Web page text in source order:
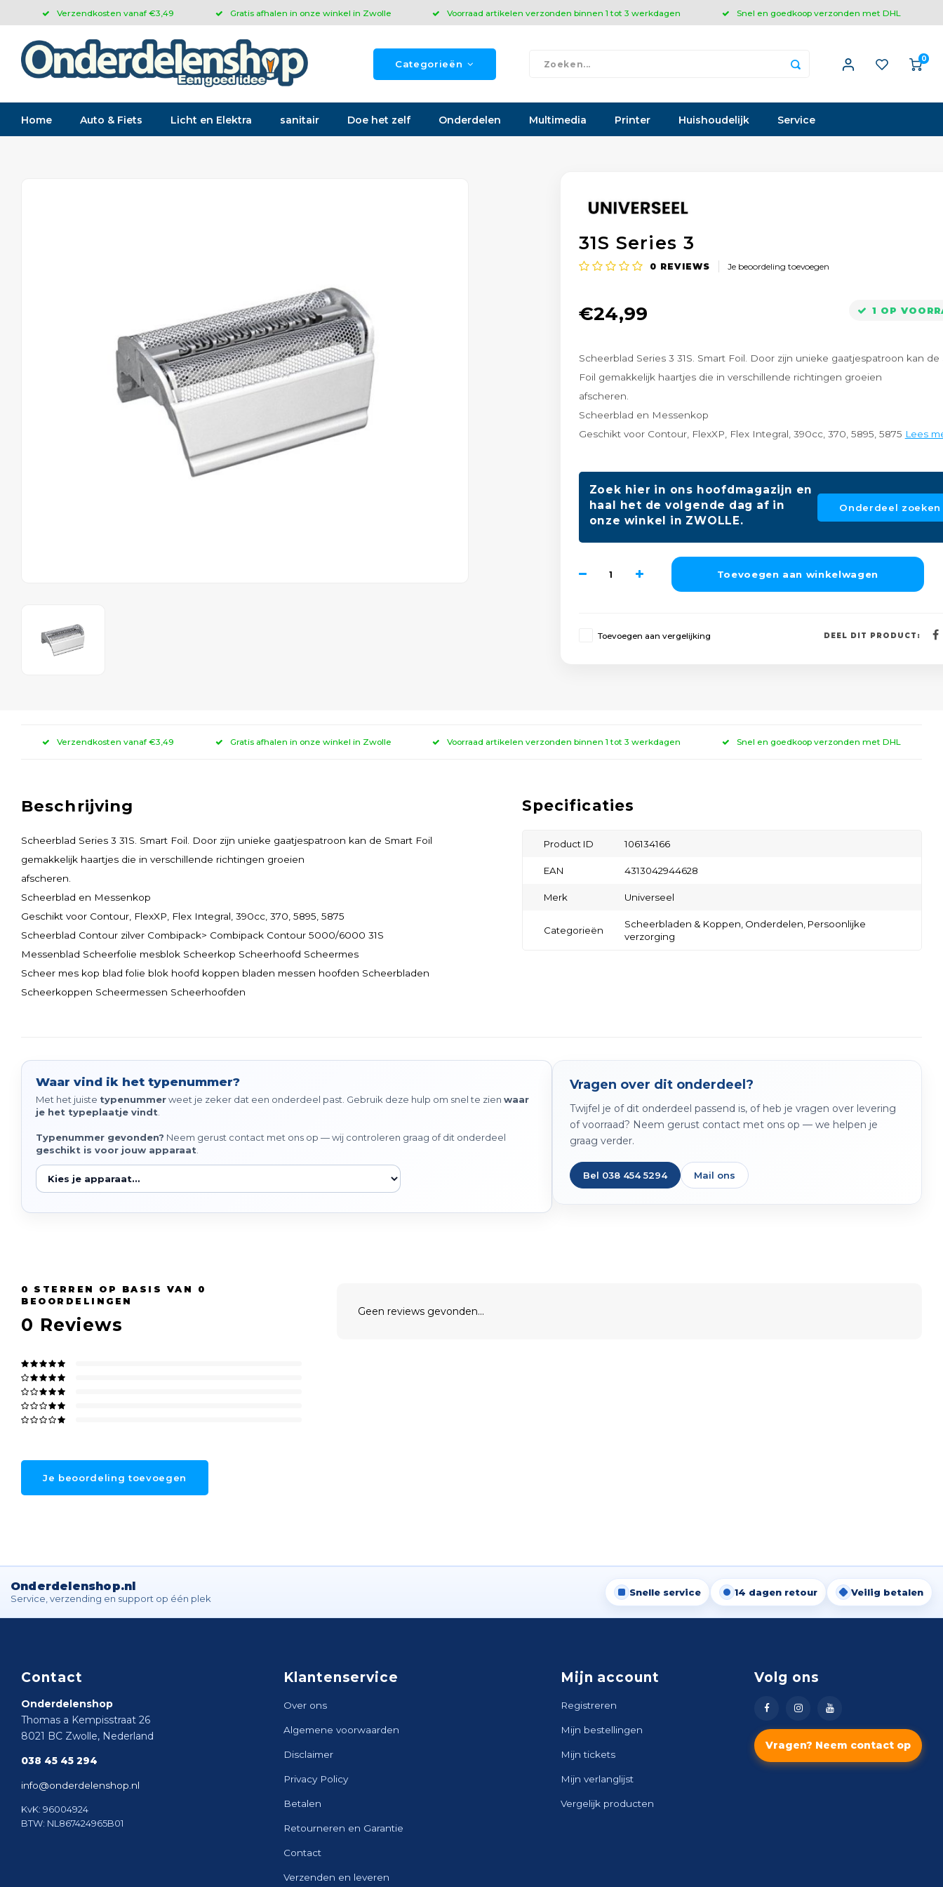
Verzendkosten vanaf €3,49 Gratis afhalen in onze winkel in Zwolle Voorraad artikelen verzonden binnen 1 tot 3 werkdagen Snel en goedkoop verzonden met DHL
Categorieën 0
Home Auto & Fiets Licht en Elektra sanitair Doe het zelf Onderdelen Multimedia Printer Huishoudelijk Service
31S Series 3
0 REVIEWS Je beoordeling toevoegen
€24,99 1 OP
Scheerblad Series 3 31S. Smart Foil. Door zijn unieke gaatjespatroon kan de
Foil gemakkelijk haartjes die in verschillende richtingen groeien
afscheren.
Scheerblad en Messenkop
Geschikt voor Contour, FlexXP, Flex Integral, 390cc, 370, 5895, 5875 Lees
Zoek hier in ons hoofdmagazijn en
haal het de volgende dag af in
onze winkel in ZWOLLE.
Onderdeel zoeken
Toevoegen aan winkelwagen
Toevoegen aan vergelijking DEEL DIT PRODUCT:
Verzendkosten vanaf €3,49 Gratis afhalen in onze winkel in Zwolle Voorraad artikelen verzonden binnen 1 tot 3 werkdagen Snel en goedkoop verzonden met DHL
Beschrijving
Scheerblad Series 3 31S. Smart Foil. Door zijn unieke gaatjespatroon kan de Smart Foil
gemakkelijk haartjes die in verschillende richtingen groeien
afscheren.
Scheerblad en Messenkop
Geschikt voor Contour, FlexXP, Flex Integral, 390cc, 370, 5895, 5875
Scheerblad Contour zilver Combipack> Combipack Contour 5000/6000 31S
Messenblad Scheerfolie mesblok Scheerkop Scheerhoofd Scheermes
Scheer mes kop blad folie blok hoofd koppen bladen messen hoofden Scheerbladen
Scheerkoppen Scheermessen Scheerhoofden
Specificaties
Product ID 106134166
EAN 4313042944628
Merk Universeel
Categorieën
Scheerbladen & Koppen, Onderdelen, Persoonlijke
verzorging
Waar vind ik het typenummer?
Met het juiste typenummerweet je zeker dat een onderdeel past. Gebruik deze hulp om snel te zien waar
je het typeplaatje vindt
Typenummer gevonden? Neem gerust contact met ons op — wij controleren graag of dit onderdeel
geschikt is voor jouw apparaat
Vragen over dit onderdeel?
Twijfel je of dit onderdeel passend is, of heb je vragen over levering
of voorraad? Neem gerust contact met ons op — we helpen je
graag verder.
Bel 038 454 5294 Mail ons
0 STERREN OP BASIS VAN 0
BEOORDELINGEN
0 Reviews
Je beoordeling toevoegen
Geen reviews gevonden...
Onderdelenshop.nl
Service, verzending en support op één plek
Snelle service 14 dagen retour Veilig betalen
Contact
Onderdelenshop
Thomas a Kempisstraat 26
8021 BC Zwolle, Nederland
038 45 45 294
info@onderdelenshop.nl
KvK: 96004924
BTW: NL867424965B01
Klantenservice
Over ons
Algemene voorwaarden
Disclaimer
Privacy Policy
Betalen
Retourneren en Garantie
Contact
Verzenden en leveren
Mijn account
Registreren
Mijn bestellingen
Mijn tickets
Mijn verlanglijst
Vergelijk producten
Volg ons
Vragen? Neem contact op